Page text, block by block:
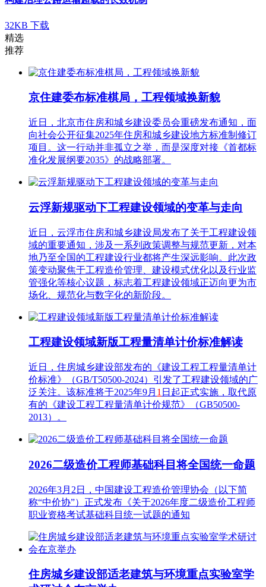
32KB 下载
精选
推荐
京住建委布标准棋局，工程领域换新貌
近日，北京市住房和城乡建设委员会重磅发布通知，面
向社会公开征集2025年住房和城乡建设地方标准制修订
项目。这一行动并非孤立之举，而是深度对接《首都标
准化发展纲要2035》的战略部署。
云浮新规驱动下工程建设领域的变革与走向
近日，云浮市住房和城乡建设局发布了关于工程建设领
域的重要通知，涉及一系列政策调整与规范更新，对本
地乃至全国的工程建设行业都将产生深远影响。此次政
策变动聚焦于工程造价管理、建设模式优化以及行业监
管强化等核心议题，标志着工程建设领域正迈向更为市
场化、规范化与数字化的新阶段。
工程建设领域新版工程量清单计价标准解读
近日，住房城乡建设部发布的《建设工程工程量清单计
价标准》（GB/T50500-2024）引发了工程建设领域的广
泛关注。该标准将于2025年9月 1 日起正式实施，取代原
有的《建设工程工程量清单计价规范》（GB50500-
2013）。
2026二级造价工程师基础科目将全国统一命题
2026年3月2日，中国建设工程造价管理协会（以下简
称“中价协”）正式发布《关于2026年度二级造价工程师
职业资格考试基础科目统一试题的通知
住房城乡建设部适老建筑与环境重点实验室学